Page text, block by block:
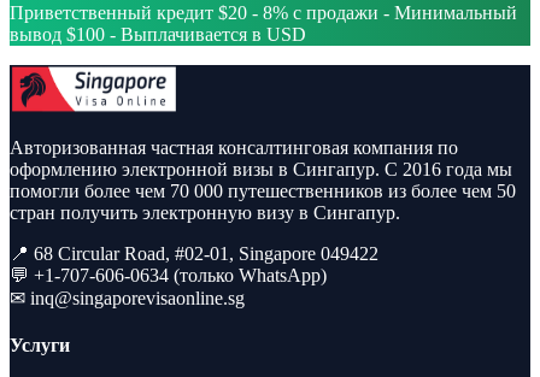
Приветственный кредит $20 - 8% с продажи - Минимальный
вывод $100 - Выплачивается в USD
Авторизованная частная консалтинговая компания по
оформлению электронной визы в Сингапур. С 2016 года мы
помогли более чем 70 000 путешественников из более чем 50
стран получить электронную визу в Сингапур.
📍 68 Circular Road, #02-01, Singapore 049422
💬 +1-707-606-0634 (только WhatsApp)
✉ inq@singaporevisaonline.sg
Услуги